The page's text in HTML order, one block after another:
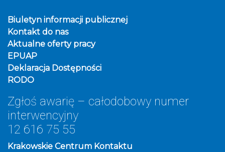
Biuletyn informacji publicznej
Kontakt do nas
Aktualne oferty pracy
EPUAP
Deklaracja Dostępności
RODO
Zgłoś awarię – całodobowy numer
interwencyjny
12 616 75 55
Krakowskie Centrum Kontaktu